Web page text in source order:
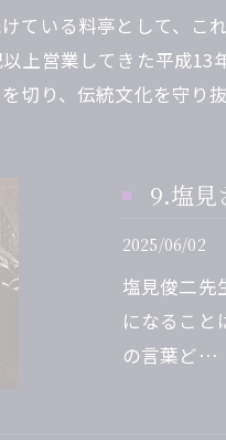
ている料亭として、こ
上営業してきた平成
切り、伝統文化を守り
9.塩見
2025/06/02
塩見俊二先
になること
の言葉ど…